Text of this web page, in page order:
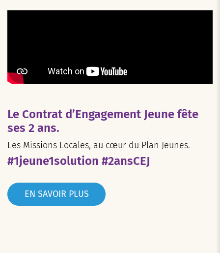
Le Contrat d’Engagement Jeune fête
ses 2 ans.
Les Missions Locales, au cœur du Plan Jeunes.
#1jeune1solution #2ansCEJ
EN SAVOIR PLUS